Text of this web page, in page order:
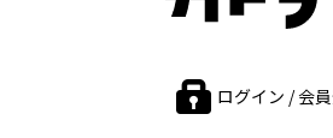
ログイン / 会